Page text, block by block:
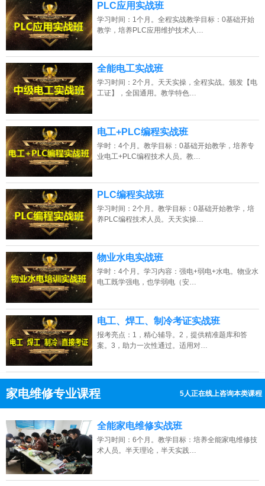
PLC应用实战班
学习时间：1个月。全程实战教学目标：0基础开始
教学，培养PLC应用维护技术人…
全能电工实战班
学习时间：2个月。天天实操，全程实战。颁发【电
工证】，全国通用。教学特色…
电工+PLC编程实战班
学时：4个月。教学目标：0基础开始教学，培养专
业电工+PLC编程技术人员。教…
PLC编程实战班
学习时间：2个月。教学目标：0基础开始教学，培
养PLC编程技术人员。天天实操…
物业水电实战班
学时：4个月。学习内容：强电+弱电+水电。物业水
电工既学强电，也学弱电（安…
电工、焊工、制冷考证实战班
报考亮点：1，精心辅导。2，提供精准题库和答
案。3，助力一次性通过。适用对…
家电维修专业课程 5人正在线上咨询本类课程
点击免费咨询电话：13807313137
全能家电维修实战班
学习时间：6个月。教学目标：培养全能家电维修技
术人员。半天理论，半天实践…